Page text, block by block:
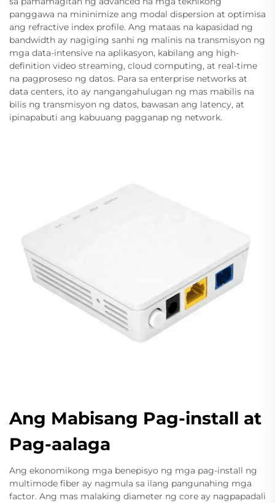
panggawa na mininimize ang modal dispersion at optimisa
ang refractive index profile. Ang mataas na kapasidad ng
bandwidth ay nagiging sanhi ng malinis na transmisyon ng
mga data-intensive na aplikasyon, kabilang ang high-
definition video streaming, cloud computing, at real-time
na pagproseso ng datos. Para sa enterprise networks at
data centers, ito ay nangangahulugan ng mas mabilis na
bilis ng transmisyon ng datos, bawasan ang latency, at
ipinapabuti ang kabuuang pagganap ng network.
Ang Mabisang Pag-install at
Pag-aalaga
Ang ekonomikong mga benepisyo ng mga pag-install ng
multimode fiber ay nagmula sa ilang pangunahing mga
factor. Ang mas malaking diameter ng core ay nagpapadali